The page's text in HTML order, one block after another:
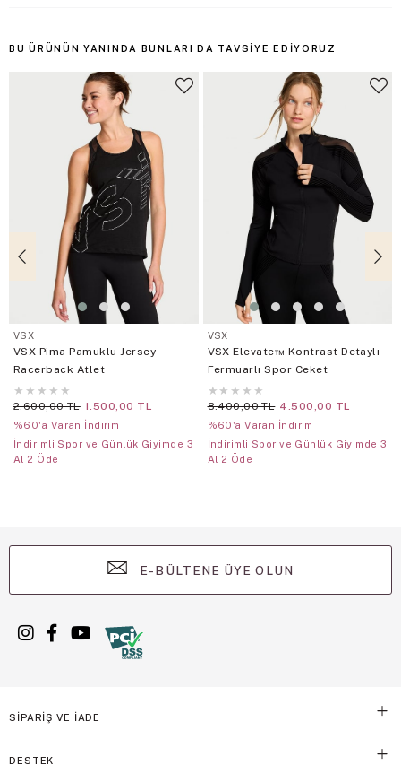
BU ÜRÜNÜN YANINDA BUNLARI DA TAVSIYE EDIYORUZ
VSX
VSX Pima Pamuklu Jersey
Racerback Atlet
★ ★ ★ ★ ★
2.600,00 TL 1.500,00 TL
%60'a Varan İndirim
İndirimli Spor ve Günlük Giyimde 3
Al 2 Öde
VSX
VSX Elevate™ Kontrast Detaylı
Fermuarlı Spor Ceket
★ ★ ★ ★ ★
8.400,00 TL 4.500,00 TL
%60'a Varan İndirim
İndirimli Spor ve Günlük Giyimde 3
Al 2 Öde
E-BÜLTENE ÜYE OLUN
SİPARİŞ VE İADE
DESTEK